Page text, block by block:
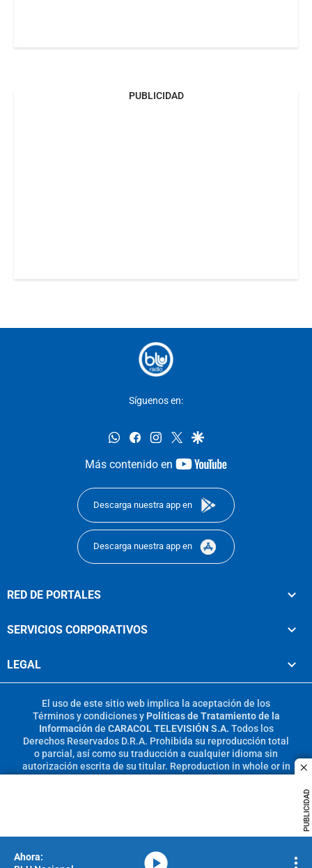
PUBLICIDAD
PUBLICIDAD
Síguenos en:
whatsappfacebookinstagram
twittergoogle
Más contenido en
youtube-
Descarga nuestra app en
Descarga nuestra app en
RED DE PORTALES
SERVICIOS CORPORATIVOS
LEGAL
El uso de este sitio web implica la aceptación de los
Términos y condicionesy Políticas de Tratamiento de la
Información de CARACOL TELEVISIÓN S.A. Todos los
Derechos Reservados D.R.A. Prohibida su reproducción total
o parcial, así como su traducción a cualquier idioma sin
autorización escrita de su titular. Reproduction in whole or in